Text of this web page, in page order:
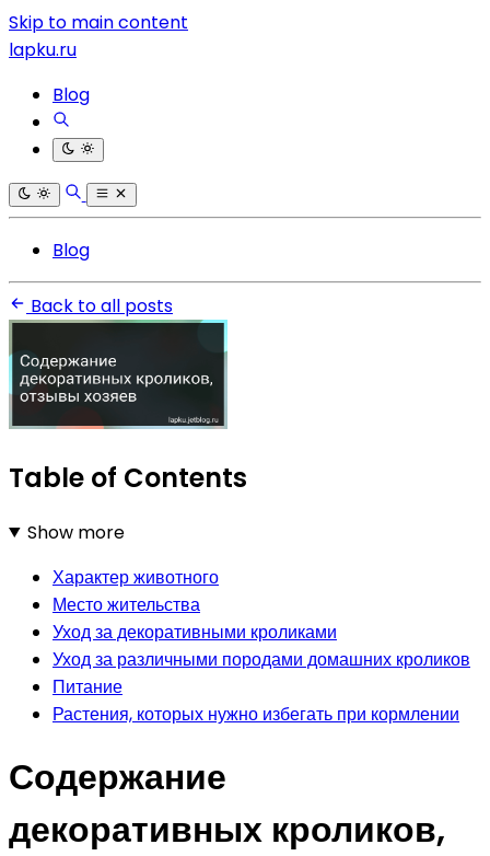
Skip to main content
lapku.ru
Blog
Blog
Back to all posts
Table of Contents
Show more
Характер животного
Место жительства
Уход за декоративными кроликами
Уход за различными породами домашних кроликов
Питание
Растения, которых нужно избегать при кормлении
Содержание
декоративных кроликов,